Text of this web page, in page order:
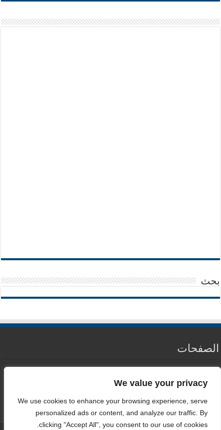
We value your privacy
We use cookies to enhance your browsing experience, serve
personalized ads or content, and analyze our traffic. By
clicking "Accept All", you consent to our use of cookies.
بحث
الصفحات
سياسة الخصوصية
اتصل بنا